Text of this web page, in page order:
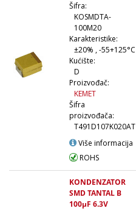
Šifra:
KOSMDTA-
100M20
Karakteristike:
±20% , -55+125°C
Kućište:
D
Proizvođač:
KEMET
Šifra
proizvođača:
T491D107K020AT
Više informacija
ROHS
KONDENZATOR
SMD TANTAL B
100µF 6.3V